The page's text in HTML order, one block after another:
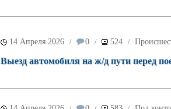
14 Апреля 2026 / 0 / 524 /
Выезд автомобиля на ж/д пути перед